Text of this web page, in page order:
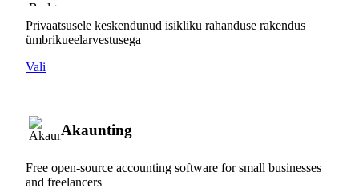
Privaatsusele keskendunud isikliku rahanduse rakendus
ümbrikueelarvestusega
Vali
Akaunting
Free open-source accounting software for small businesses
and freelancers